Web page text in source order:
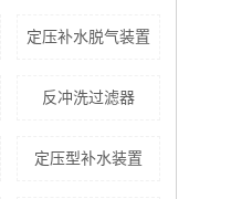
定压补水脱气装置
反冲洗过滤器
定压型补水装置